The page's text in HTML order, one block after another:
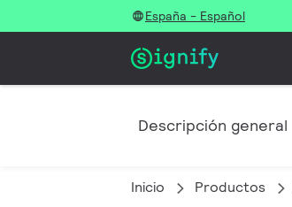
España - Español
Descripción general
Inicio Productos